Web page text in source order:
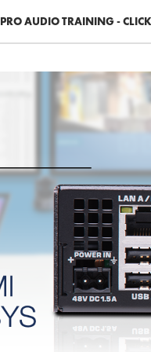
PRO AUDIO TRAINING -